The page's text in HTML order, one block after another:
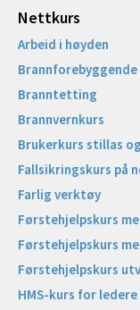
Nettkurs
Arbeid i høyden
Branntetting
Brannvernkurs
Brukerkurs stillas
Fallsikringskurs på
Farlig verktøy
Førstehjelpskurs
Førstehjelpskurs
Førstehjelpskurs
HMS-kurs for ledere